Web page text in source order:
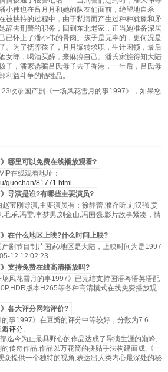
小伟也在吕月月和她的队友们面前，绝望地自杀
被挟持的过程中，由于私情而产生过种种犹豫和矛
辞去刑警的职务，回到东北老家，正当她准备深居
已怀上了潘小伟的骨肉。孩子是无辜的，更何况是
。为了抚养孩子，月月辗转求职，生计困顿，最后
女郎，喝酒买醉，来麻痹自己。潘氏家族得知大陆
子，潘家诱骗吕氏母子去了香港，一年后，吕氏母
利益斗争的牺牲品。
收录国产剧《一场风花雪月的事1997》，如果您
哪里可以免费在线播放观看?
在线观看地址：
guochan/81771.html
导演是谁?有哪些主要演员?
宝刚导演,主要演员有：徐静蕾,濮存昕,刘汉强,姜
毛乐,冯雷,李梦男,刘金山,冯国强.影片故事紧凑，情
在什么地区上映?什么时间上映?
剧节目制片国家/地区是大陆，上映时间为是1997
12 12:02:23.
支持免费在线高清播放吗?
风花雪月的事1997》已完结支持国语粤语英语配
版本H265等各种高清模式在线免费播放观
各大评分网站评价?
事1997》在豆瓣的评分中等较好，分数为7.6
瓣评分.
迄今为止最具野心的作品达成了导演生涯的巅峰,
传奇作品.作品以万花筒的拼贴手法构建而成,《一
众提供一个独特的视角,表达出人类内心最深处的秘